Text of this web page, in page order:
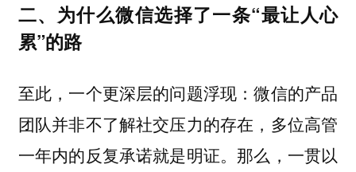
二、为什么微信选择了一条“最让人心
累”的路
至此，一个更深层的问题浮现：微信的产品
团队并非不了解社交压力的存在，多位高管
一年内的反复承诺就是明证。那么，一贯以